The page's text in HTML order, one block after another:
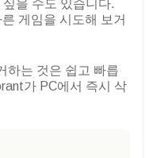
을 수도 있습니다.
게임을 시도해 보거
하는 것은 쉽고 빠릅
가 PC에서 즉시 삭